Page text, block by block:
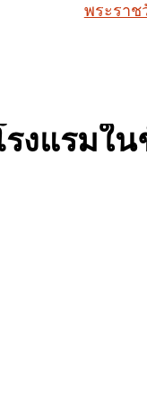
พระราช
งแรมใน